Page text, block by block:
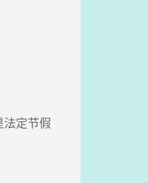
定节假